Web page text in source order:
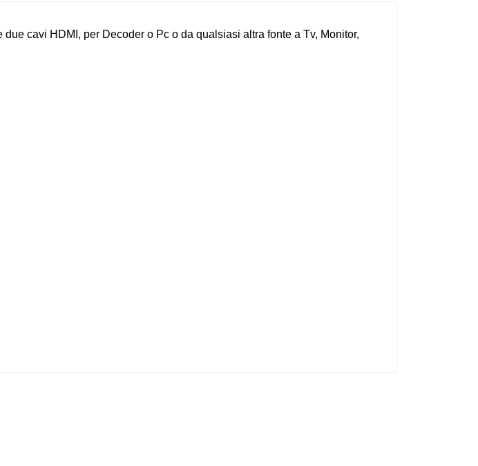
cavi HDMI, per Decoder o Pc o da qualsiasi altra fonte a Tv, Monitor,